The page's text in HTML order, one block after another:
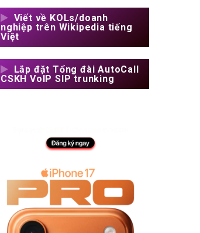
Viết về KOLs/doanh
nghiệp trên Wikipedia tiếng
Việt
Lắp đặt Tổng đài AutoCall
CSKH VoIP SIP trunking